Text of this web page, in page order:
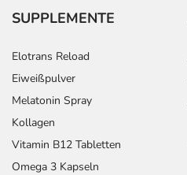
SUPPLEMENTE
Elotrans Reload
Eiweißpulver
Melatonin Spray
Kollagen
Vitamin B12 Tabletten
Omega 3 Kapseln